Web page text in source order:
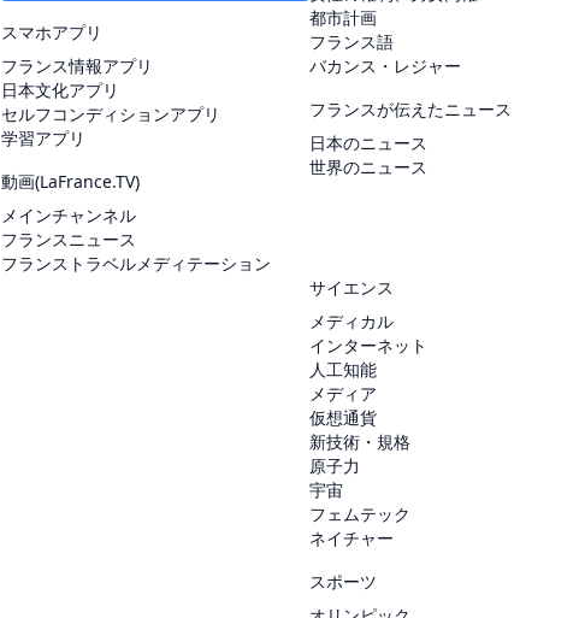
スマホアプリ
フランス情報アプリ
日本文化アプリ
セルフコンディションアプリ
学習アプリ
動画(LaFrance.TV)
メインチャンネル
フランスニュース
フランストラベルメディテーション
都市計画
フランス語
バカンス・レジャー
フランスが伝えたニュース
日本のニュース
世界のニュース
サイエンス
メディカル
インターネット
人工知能
メディア
仮想通貨
新技術・規格
原子力
宇宙
フェムテック
ネイチャー
スポーツ